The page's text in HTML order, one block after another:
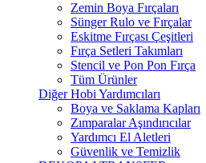
Zemin Boya Fırçaları
Sünger Rulo ve Fırçalar
Eskitme Fırçası Çeşitleri
Fırça Setleri Takımları
Stencil ve Pon Pon Fırça
Tüm Ürünler
Diğer Hobi Yardımcıları
Boya ve Saklama Kapları
Zımparalar Aşındırıcılar
Yardımcı El Aletleri
Güvenlik ve Temizlik